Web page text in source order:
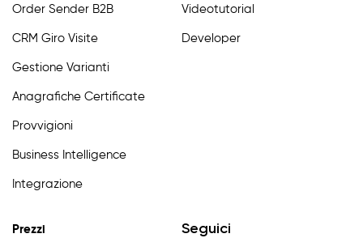
Order Sender B2B
CRM Giro Visite
Gestione Varianti
Anagrafiche Certificate
Provvigioni
Business Intelligence
Integrazione
Videotutorial
Developer
Prezzi Seguici